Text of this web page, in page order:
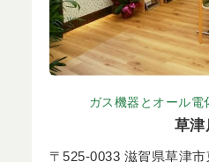
ガス機器とオール電
草津
〒525-0033 滋賀県草津